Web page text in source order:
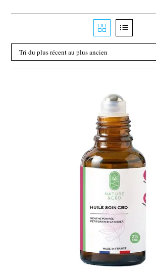
Tri du plus récent au plus ancien